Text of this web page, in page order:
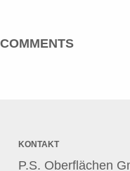
COMMENTS
KONTAKT
P.S. Oberflächen